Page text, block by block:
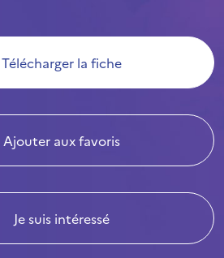
Télécharger la fiche
Ajouter aux favoris
Je suis intéressé